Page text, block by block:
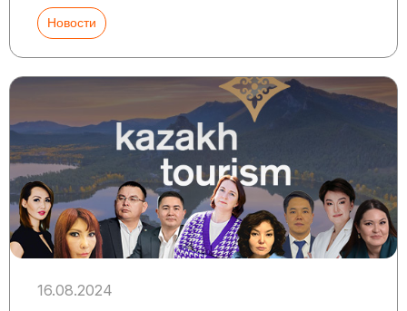
Новости
16.08.2024